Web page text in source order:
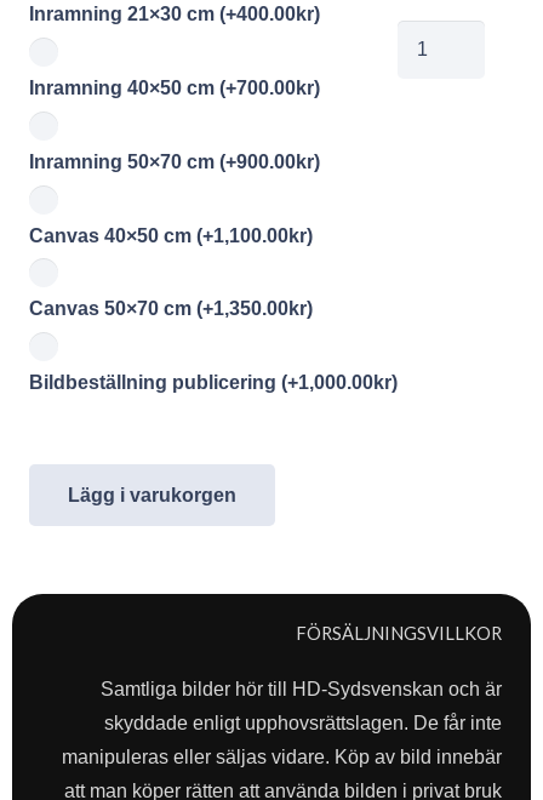
Inramning 21×30 cm (+400.00kr)
Inramning 40×50 cm (+700.00kr)
Inramning 50×70 cm (+900.00kr)
Canvas 40×50 cm (+1,100.00kr)
Canvas 50×70 cm (+1,350.00kr)
Bildbeställning publicering (+1,000.00kr)
Lägg i varukorgen
FÖRSÄLJNINGSVILLKOR
Samtliga bilder hör till HD-Sydsvenskan och är
skyddade enligt upphovsrättslagen. De får inte
manipuleras eller säljas vidare. Köp av bild innebär
att man köper rätten att använda bilden i privat bruk